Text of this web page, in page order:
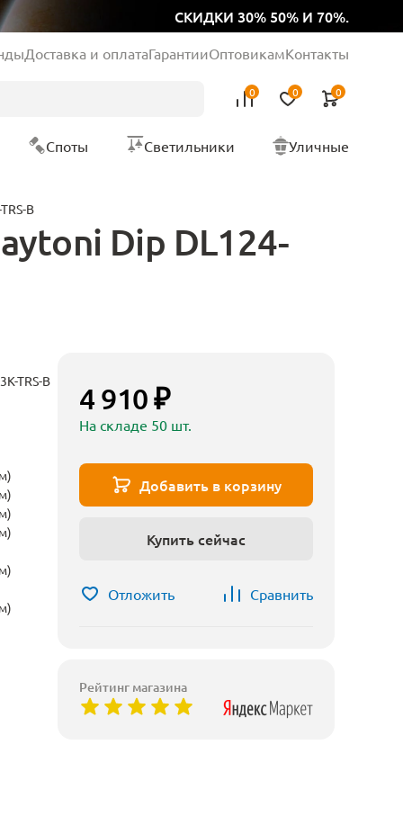
СКИДКИ 30% 50% И 70%.
Доставка и оплатаГарантииОптовикамКонтакты
0 0 0
Споты Светильники Уличные
B
Dip DL124-
TRS-B
4 910 ₽
На складе 50 шт.
Добавить в корзину
Купить сейчас
Отложить Сравнить
Рейтинг магазина